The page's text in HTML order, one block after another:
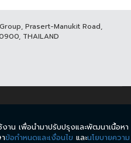
Prasert-Manukit Road,
THAILAND
ALL RIGHT RESERVED.
นโยบายความเป็นส่วนตัว
งาน เพื่อนำมาปรับปรุงและพัฒนาเนื้อหา
ข้อกำหนดและเงื่อนไข และนโยบายความ